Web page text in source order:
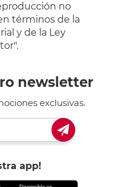
no
términos de la
y de la Ley
newsletter
exclusivas.
app!